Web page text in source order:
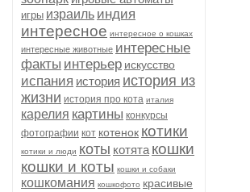
игры израиль индия
интересное интересное о кошках
интересные животные интересные
факты интерьер искусство
испания история история из
жизни история про кота италия
карелия картины конкурсы
фотографии кот котенок котики
котики и люди коты котята кошки
кошки и коты кошки и собаки
кошкомания кошкофото красивые